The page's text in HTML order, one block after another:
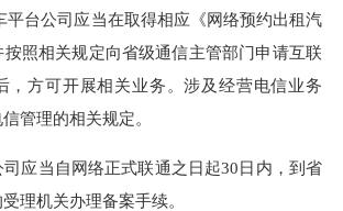
台公司应当在取得相应《网络预约出租汽
照相关规定向省级通信主管部门申请互联
，方可开展相关业务。涉及经营电信业务
管理的相关规定。
当自网络正式联通之日起30日内，到省
理机关办理备案手续。